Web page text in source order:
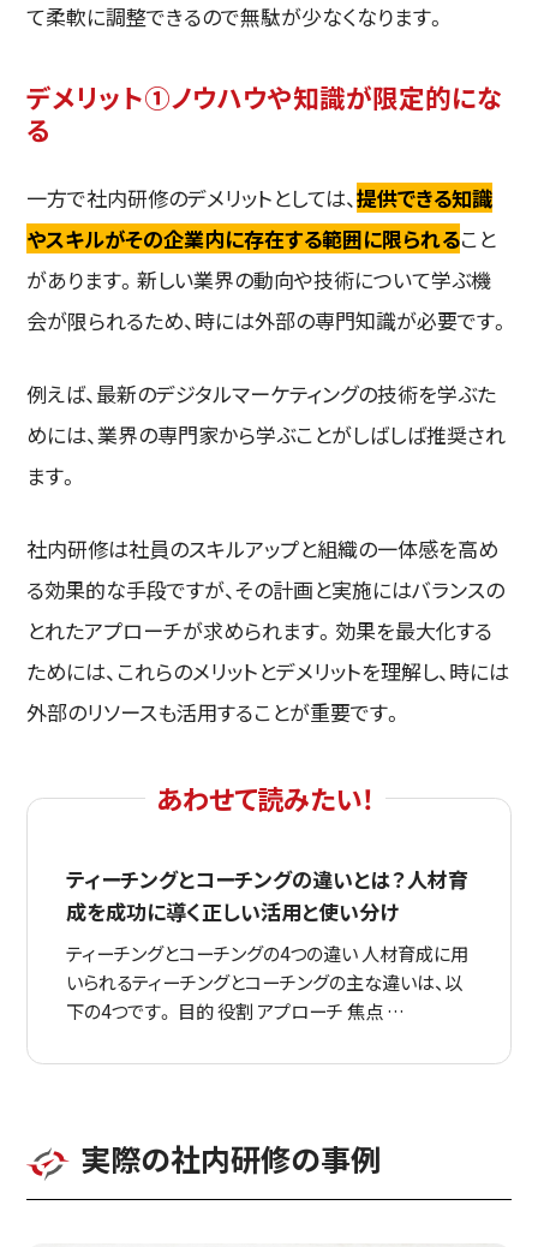
て柔軟に調整できるので無駄が少なくなります。
デメリット①ノウハウや知識が限定的にな
る
一方で社内研修のデメリットとしては、提供できる知識
やスキルがその企業内に存在する範囲に限られること
があります。新しい業界の動向や技術について学ぶ機
会が限られるため、時には外部の専門知識が必要です。
例えば、最新のデジタルマーケティングの技術を学ぶた
めには、業界の専門家から学ぶことがしばしば推奨され
ます。
社内研修は社員のスキルアップと組織の一体感を高め
る効果的な手段ですが、その計画と実施にはバランスの
とれたアプローチが求められます。効果を最大化する
ためには、これらのメリットとデメリットを理解し、時には
外部のリソースも活用することが重要です。
ティーチングとコーチングの違いとは？人材育
成を成功に導く正しい活用と使い分け
ティーチングとコーチングの4つの違い 人材育成に用
いられるティーチングとコーチングの主な違いは、以
下の4つです。 目的 役割 アプローチ 焦点 …
実際の社内研修の事例